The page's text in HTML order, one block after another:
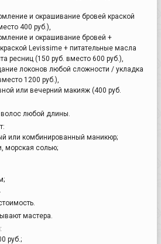
и окрашивание бровей краской
400 руб.),
и окрашивание бровей +
Levissime + питательные масла
ресниц (150 руб. вместо 600 руб.),
локонов любой сложности / укладка
1200 руб.),
или вечерний макияж (400 руб.
любой длины.
или комбинированный маникюр;
морская солью;
мастера.
руб.;